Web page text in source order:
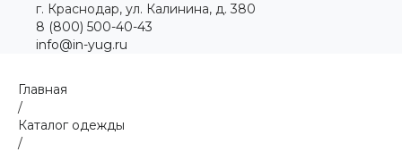
г. Краснодар, ул. Калинина, д. 380
8 (800) 500-40-43
info@in-yug.ru
Главная
/
Каталог одежды
/